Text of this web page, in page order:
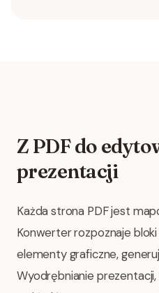
Z PDF do
prezentacji
Każda strona PDF jest
Konwerter rozpoznaje
elementy graficzne,
Wyodrębnianie